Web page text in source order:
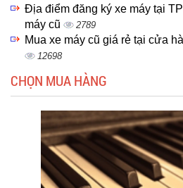
Địa điểm đăng ký xe máy tại
máy cũ
2789
Mua xe máy cũ giá rẻ tại cửa
12698
CHỌN MUA HÀNG